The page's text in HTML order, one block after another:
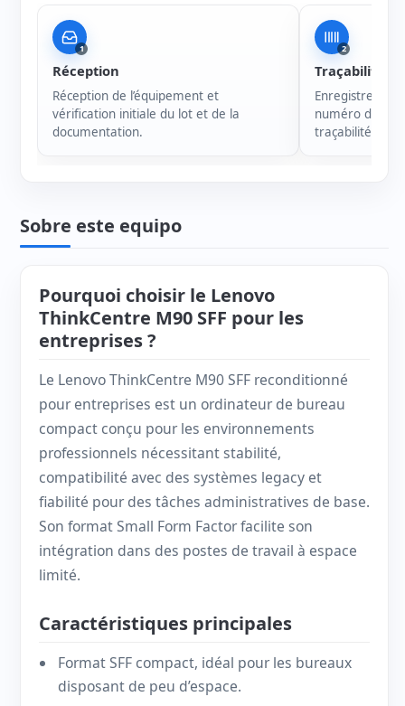
1
Réception
Réception de l’équipement et
vérification initiale du lot et de la
documentation.
2
Traçabilité
numéro de
traçabilité de
Sobre este equipo
Pourquoi choisir le Lenovo
ThinkCentre M90 SFF pour les
entreprises ?
Le Lenovo ThinkCentre M90 SFF reconditionné
pour entreprises est un ordinateur de bureau
compact conçu pour les environnements
professionnels nécessitant stabilité,
compatibilité avec des systèmes legacy et
fiabilité pour des tâches administratives de base.
Son format Small Form Factor facilite son
intégration dans des postes de travail à espace
limité.
Caractéristiques principales
Format SFF compact, idéal pour les bureaux
disposant de peu d’espace.